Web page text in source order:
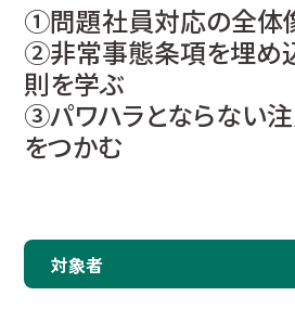
①問題社員対応の全体
②非常事態条項を埋め
則を学ぶ
③パワハラとならない
をつかむ
対象者